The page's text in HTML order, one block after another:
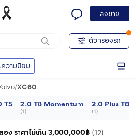
ลงขาย
ตัวกรองรถ
ความนิยม
/XC60
T5 2.0 T8 Momentum
(1)
2.0 Plus T8
(1)
ง ราคาไม่เกิน 3,000,000฿ (12)